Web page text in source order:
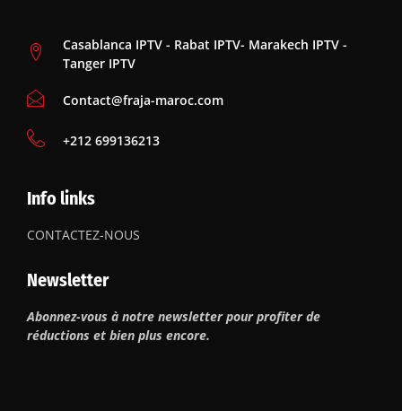
Casablanca IPTV - Rabat IPTV- Marakech IPTV -
Tanger IPTV
Contact@fraja-maroc.com
‪+212 699136213
Info links
CONTACTEZ-NOUS
Newsletter
Abonnez-vous à notre newsletter pour profiter de
réductions et bien plus encore.